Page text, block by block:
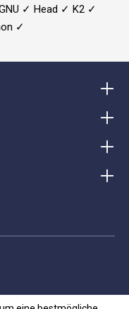
✓ Head ✓ K2 ✓
✓